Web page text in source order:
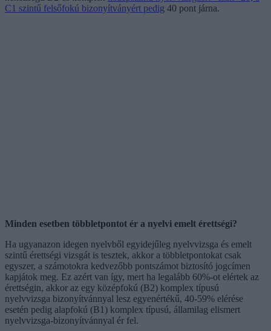
C1 szintű felsőfokú bizonyítványért pedig 40 pont járna.
Minden esetben többletpontot ér a nyelvi emelt érettségi?
Ha ugyanazon idegen nyelvből egyidejűleg nyelvvizsga és emelt
szintű érettségi vizsgát is tesztek, akkor a többletpontokat csak
egyszer, a számotokra kedvezőbb pontszámot biztosító jogcímen
kapjátok meg. Ez azért van így, mert ha legalább 60%-ot elértek az
érettségin, akkor az egy középfokú (B2) komplex típusú
nyelvvizsga bizonyítvánnyal lesz egyenértékű, 40-59% elérése
esetén pedig alapfokú (B1) komplex típusú, államilag elismert
nyelvvizsga-bizonyítvánnyal ér fel.